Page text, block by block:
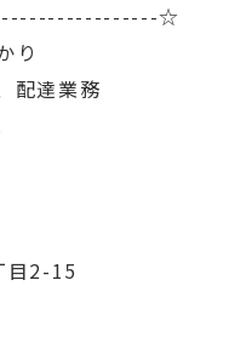
☆
り
配達業務
目2-15